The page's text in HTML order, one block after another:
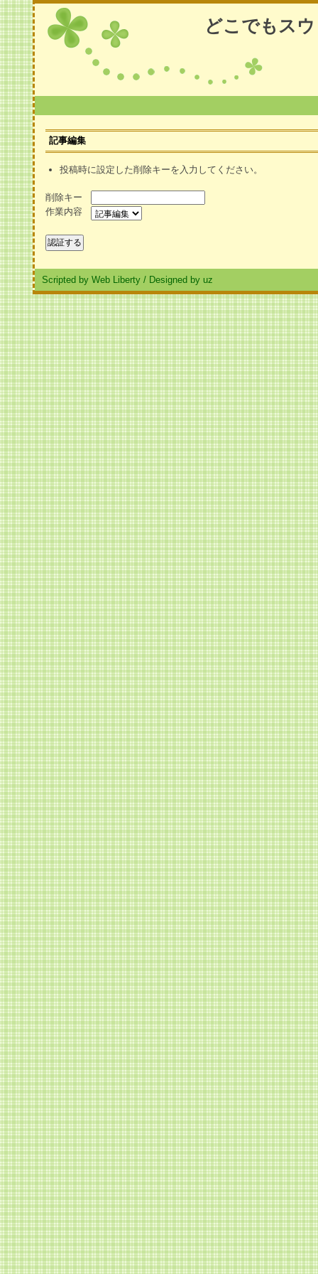
どこでもス
記事編集
投稿時に設定した削除キーを入力してください。
削除キー
作業内容
Scripted by Web Liberty / Designed by uz